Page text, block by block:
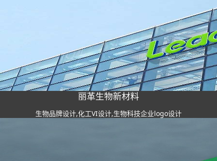
丽革生物新材料
生物品牌设计,化工VI设计,生物科技企业logo设计